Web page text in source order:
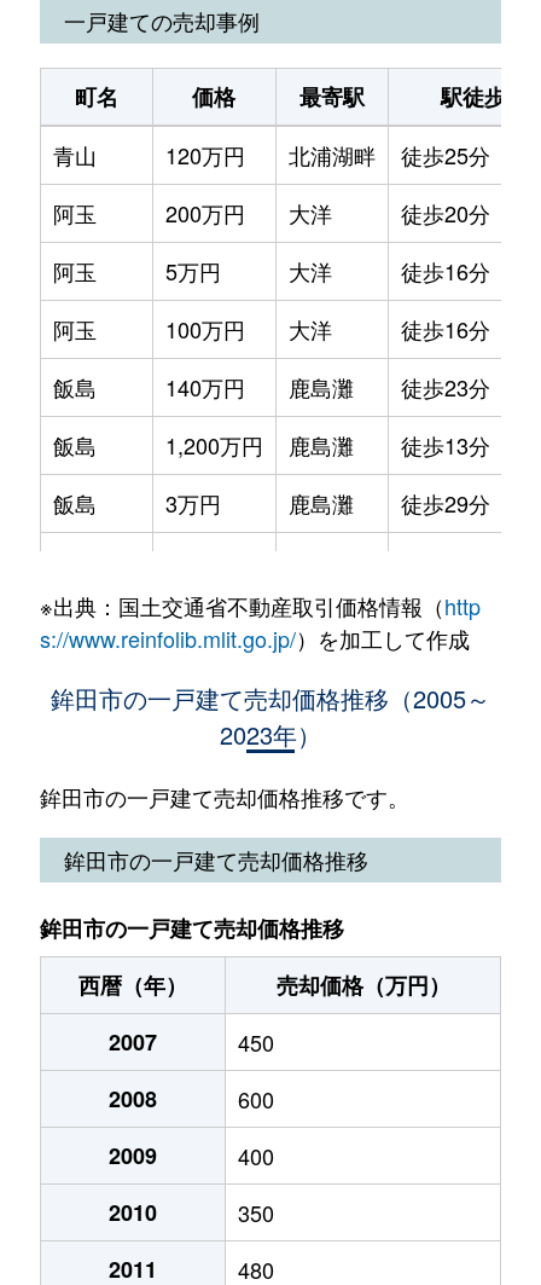
一戸建ての売却事例
町名 価格 最寄駅
駅徒歩
青山
120万円 北浦湖畔
徒歩25分
阿玉
200万円 大洋
徒歩20分
阿玉
5万円 大洋
徒歩16分
阿玉
100万円 大洋
徒歩16分
飯島
140万円 鹿島灘
徒歩23分
飯島
1,200万円 鹿島灘
徒歩13分
飯島
3万円 鹿島灘
徒歩29分
大蔵
100万円 大洋
徒歩45分
150万円 大洋
大蔵
350万円 大洋
大蔵
180万円 大洋
大竹
85万円 新鉾田
徒歩45分
大竹
400万円 新鉾田
徒歩45分
210万円
※出典：国土交通省不動産取引価格情報（http
s://www.reinfolib.mlit.go.jp/）を加工して作成
鉾田市の一戸建て売却価格推移（2005～
2023年）
鉾田市の一戸建て売却価格推移です。
鉾田市の一戸建て売却価格推移
鉾田市の一戸建て売却価格推移
西暦（年）
売却価格（万円）
2007
450
2008
600
2009
400
2010
350
2011
480